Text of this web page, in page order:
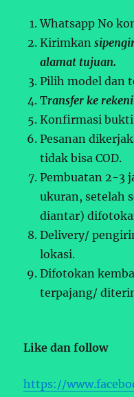
Whatsapp No
Kirimkan
alamat tujuan.
Pilih model dan
Transfer ke
Konfirmasi
Pesanan
tidak bisa COD.
Pembuatan 2-3
ukuran, setelah
diantar)
Delivery/
lokasi.
Difotokan
terpajang/
Like dan follow
https://